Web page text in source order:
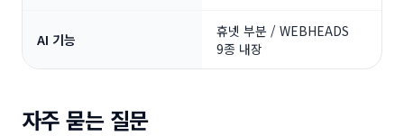
AI 기능
휴넷 부분 / WEBHEADS
9종 내장
자주 묻는 질문